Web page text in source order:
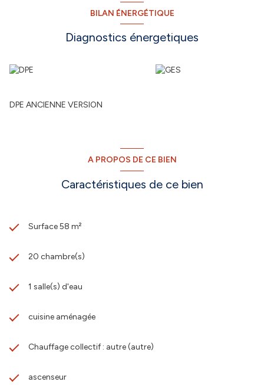
BILAN ÉNERGÉTIQUE
Diagnostics énergetiques
DPE ANCIENNE VERSION
A PROPOS DE CE BIEN
Caractéristiques de ce bien
Surface 58 m²
20 chambre(s)
1 salle(s) d'eau
cuisine aménagée
Chauffage collectif : autre (autre)
ascenseur